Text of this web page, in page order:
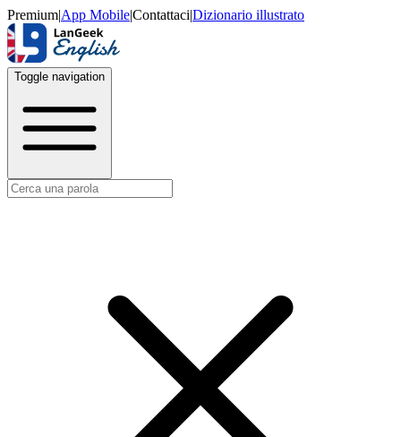
Premium|App Mobile|Contattaci|Dizionario illustrato
Toggle navigation